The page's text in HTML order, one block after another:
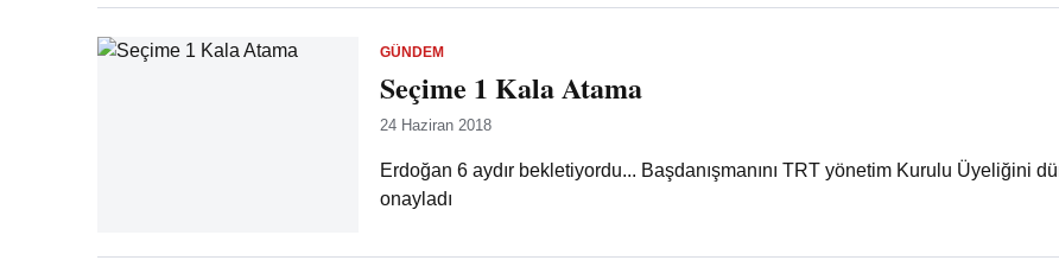
GÜNDEM
Seçime 1 Kala Atama
24 Haziran 2018
Erdoğan 6 aydır bekletiyordu... Başdanışmanını TRT yönetim Kurulu Üyeliğini
onayladı